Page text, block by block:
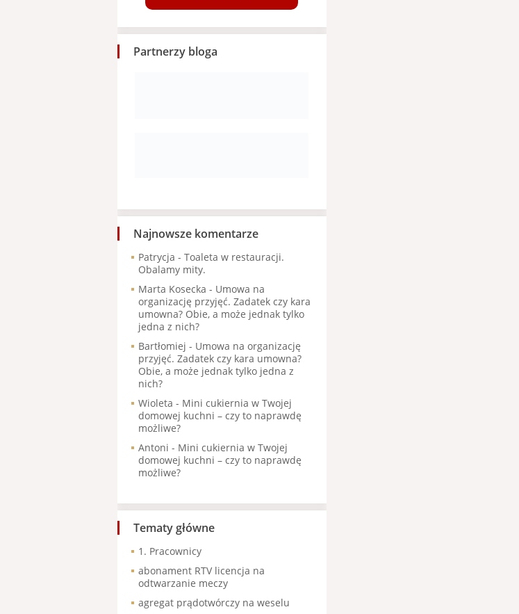
Partnerzy bloga
Najnowsze komentarze
Patrycja - Toaleta w restauracji.
Obalamy mity.
Marta Kosecka - Umowa na
organizację przyjęć. Zadatek czy kara
umowna? Obie, a może jednak tylko
jedna z nich?
Bartłomiej - Umowa na organizację
przyjęć. Zadatek czy kara umowna?
Obie, a może jednak tylko jedna z
nich?
Wioleta - Mini cukiernia w Twojej
domowej kuchni – czy to naprawdę
możliwe?
Antoni - Mini cukiernia w Twojej
domowej kuchni – czy to naprawdę
możliwe?
Tematy główne
1. Pracownicy
abonament RTV licencja na
odtwarzanie meczy
agregat prądotwórczy na weselu